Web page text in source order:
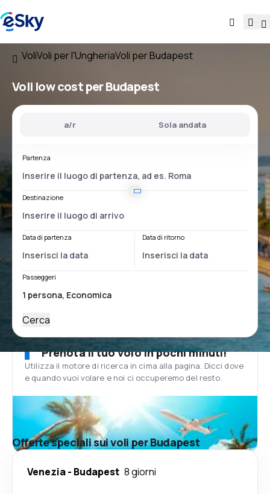
VoliVoli per l'UngheriaVoli per Budapest
Voli low cost per Budapest
a/r Sola andata
Partenza
Destinazione
Data di partenza Data di ritorno
Passeggeri
Cerca
Prenota il tuo volo in pochi minuti!
Utilizza il motore di ricerca in cima alla pagina. Dicci dove
e quando vuoi volare e noi ci occuperemo del resto.
Offerte speciali sui voli per Budapest
Venezia- Budapest 8 giorni